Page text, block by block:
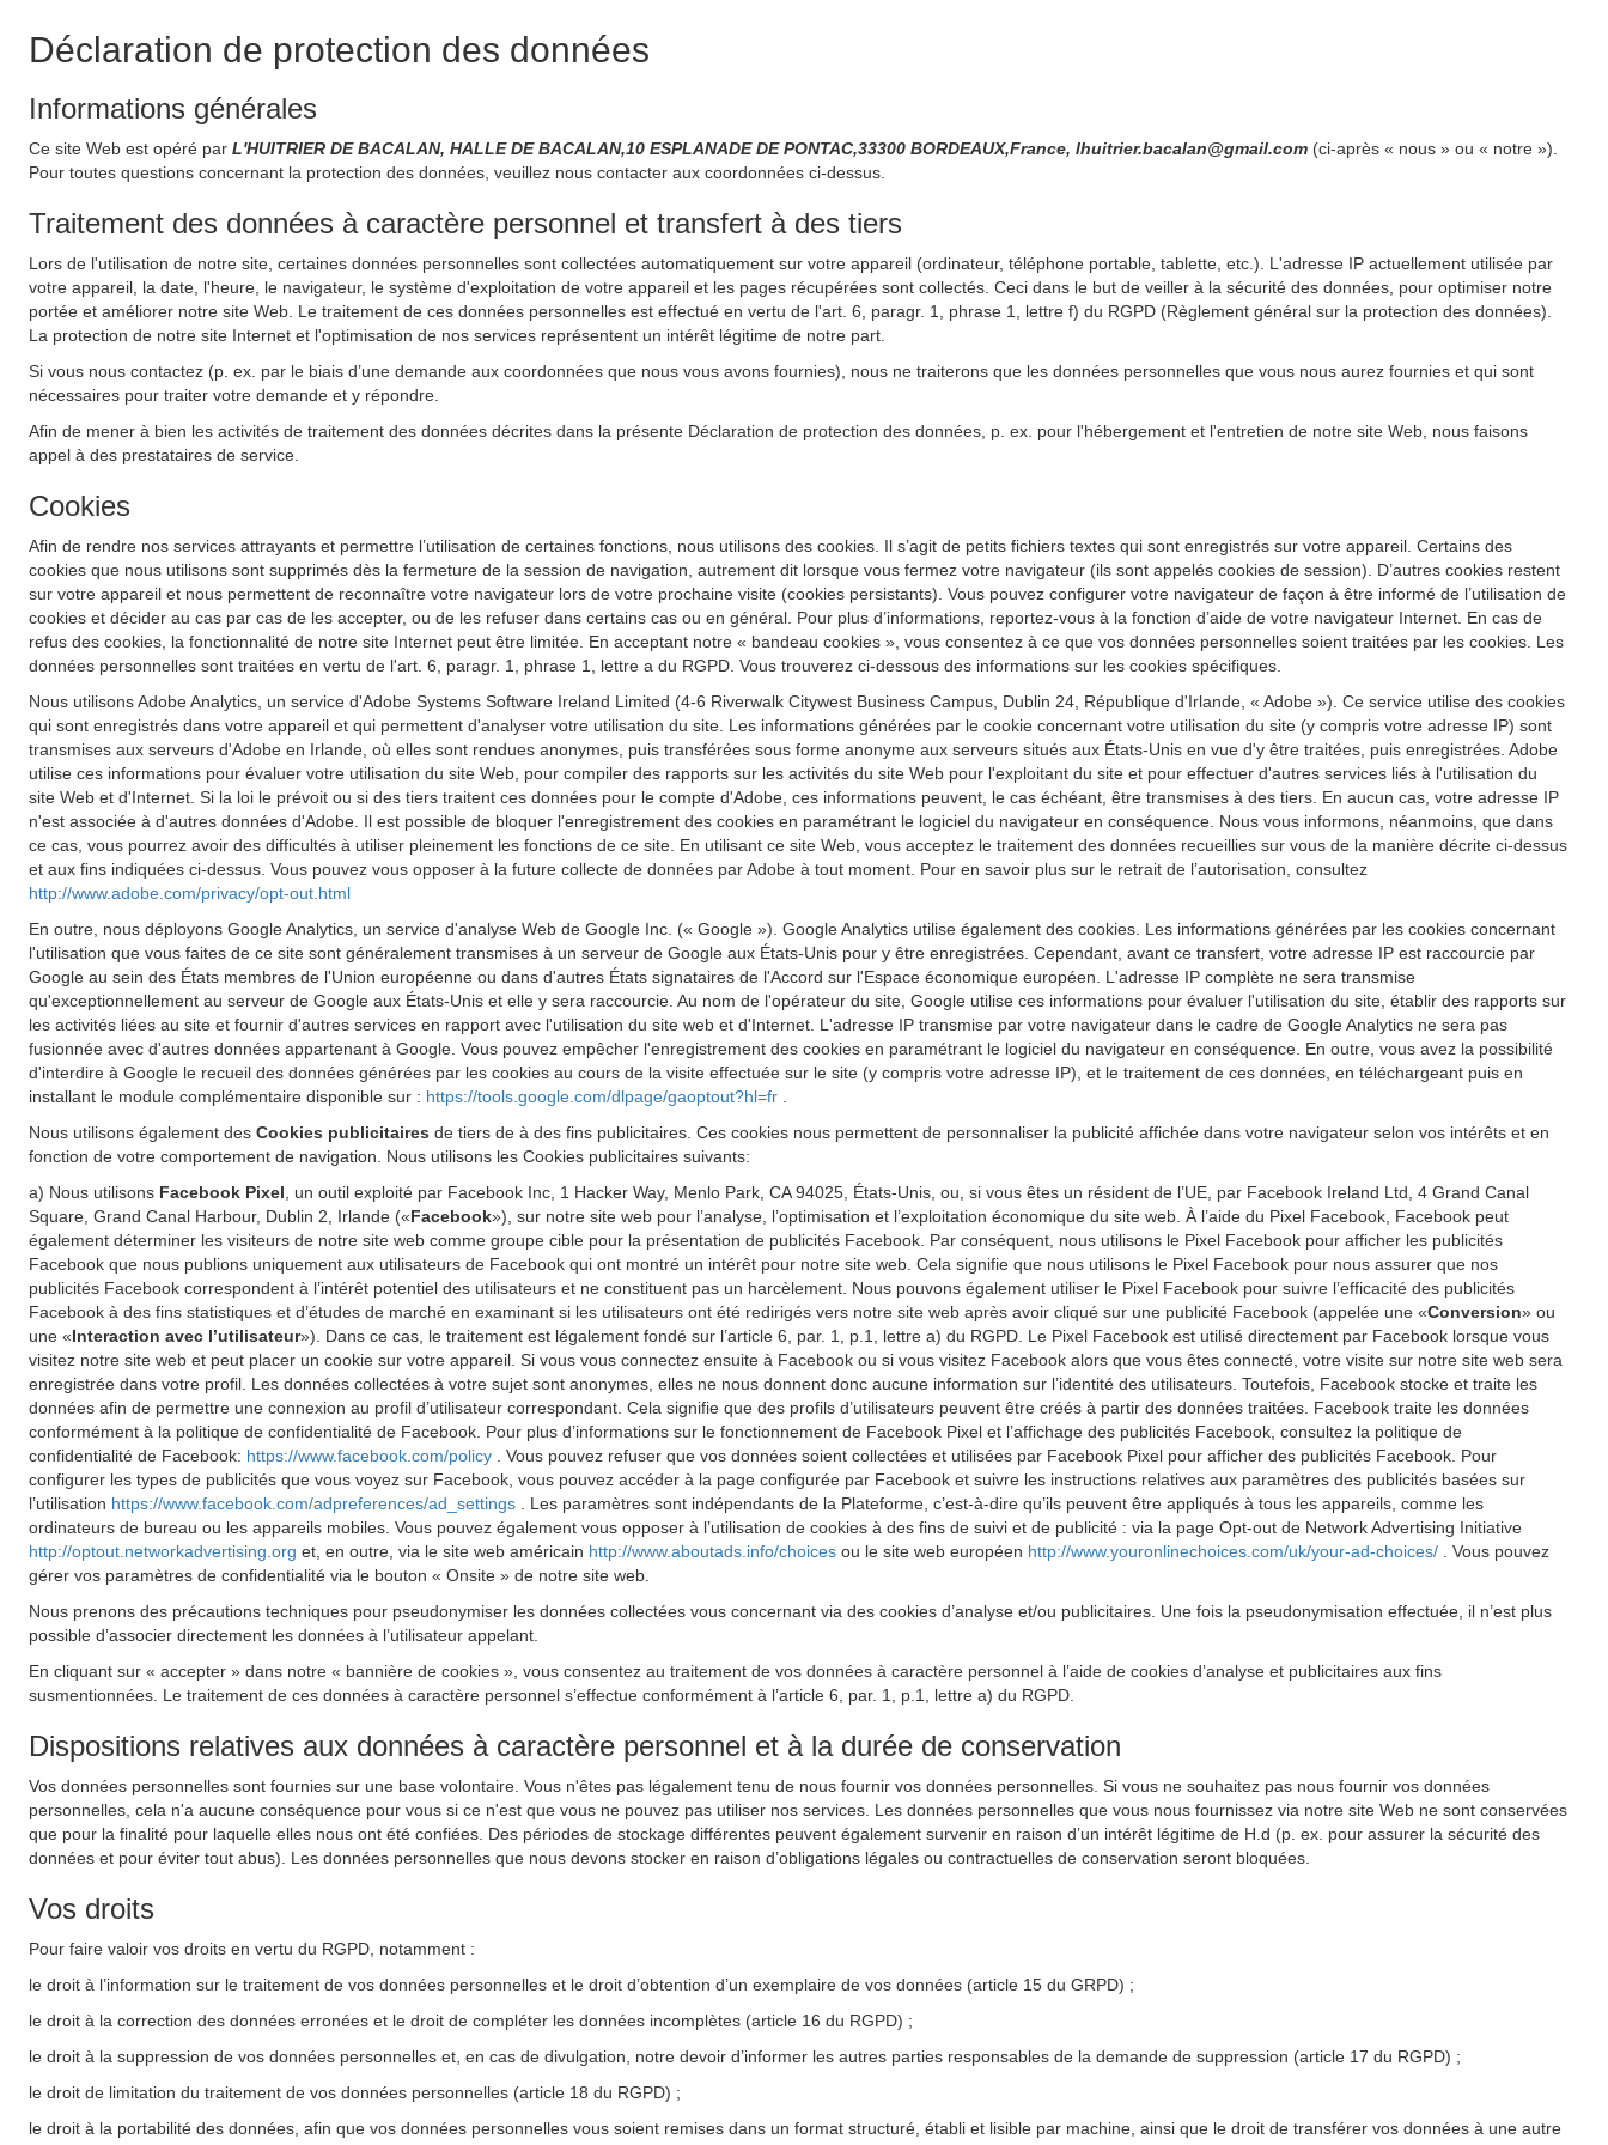
Déclaration de protection des données
Informations générales
Ce site Web est opéré par L'HUITRIER DE BACALAN, HALLE DE BACALAN,10 ESPLANADE DE PONTAC,33300 BORDEAUX,France, lhuitrier.bacalan@gmail.com (ci-après « nous » ou « notre »).
Pour toutes questions concernant la protection des données, veuillez nous contacter aux coordonnées ci-dessus.
Traitement des données à caractère personnel et transfert à des tiers
Lors de l'utilisation de notre site, certaines données personnelles sont collectées automatiquement sur votre appareil (ordinateur, téléphone portable, tablette, etc.). L'adresse IP actuellement utilisée par
votre appareil, la date, l'heure, le navigateur, le système d'exploitation de votre appareil et les pages récupérées sont collectés. Ceci dans le but de veiller à la sécurité des données, pour optimiser notre
portée et améliorer notre site Web. Le traitement de ces données personnelles est effectué en vertu de l'art. 6, paragr. 1, phrase 1, lettre f) du RGPD (Règlement général sur la protection des données).
La protection de notre site Internet et l'optimisation de nos services représentent un intérêt légitime de notre part.
Si vous nous contactez (p. ex. par le biais d’une demande aux coordonnées que nous vous avons fournies), nous ne traiterons que les données personnelles que vous nous aurez fournies et qui sont
nécessaires pour traiter votre demande et y répondre.
Afin de mener à bien les activités de traitement des données décrites dans la présente Déclaration de protection des données, p. ex. pour l'hébergement et l'entretien de notre site Web, nous faisons
appel à des prestataires de service.
Cookies
Afin de rendre nos services attrayants et permettre l’utilisation de certaines fonctions, nous utilisons des cookies. Il s’agit de petits fichiers textes qui sont enregistrés sur votre appareil. Certains des
cookies que nous utilisons sont supprimés dès la fermeture de la session de navigation, autrement dit lorsque vous fermez votre navigateur (ils sont appelés cookies de session). D’autres cookies restent
sur votre appareil et nous permettent de reconnaître votre navigateur lors de votre prochaine visite (cookies persistants). Vous pouvez configurer votre navigateur de façon à être informé de l’utilisation de
cookies et décider au cas par cas de les accepter, ou de les refuser dans certains cas ou en général. Pour plus d’informations, reportez-vous à la fonction d’aide de votre navigateur Internet. En cas de
refus des cookies, la fonctionnalité de notre site Internet peut être limitée. En acceptant notre « bandeau cookies », vous consentez à ce que vos données personnelles soient traitées par les cookies. Les
données personnelles sont traitées en vertu de l'art. 6, paragr. 1, phrase 1, lettre a du RGPD. Vous trouverez ci-dessous des informations sur les cookies spécifiques.
Nous utilisons Adobe Analytics, un service d'Adobe Systems Software Ireland Limited (4-6 Riverwalk Citywest Business Campus, Dublin 24, République d'Irlande, « Adobe »). Ce service utilise des cookies
qui sont enregistrés dans votre appareil et qui permettent d'analyser votre utilisation du site. Les informations générées par le cookie concernant votre utilisation du site (y compris votre adresse IP) sont
transmises aux serveurs d'Adobe en Irlande, où elles sont rendues anonymes, puis transférées sous forme anonyme aux serveurs situés aux États-Unis en vue d'y être traitées, puis enregistrées. Adobe
utilise ces informations pour évaluer votre utilisation du site Web, pour compiler des rapports sur les activités du site Web pour l'exploitant du site et pour effectuer d'autres services liés à l'utilisation du
site Web et d'Internet. Si la loi le prévoit ou si des tiers traitent ces données pour le compte d'Adobe, ces informations peuvent, le cas échéant, être transmises à des tiers. En aucun cas, votre adresse IP
n'est associée à d'autres données d'Adobe. Il est possible de bloquer l'enregistrement des cookies en paramétrant le logiciel du navigateur en conséquence. Nous vous informons, néanmoins, que dans
ce cas, vous pourrez avoir des difficultés à utiliser pleinement les fonctions de ce site. En utilisant ce site Web, vous acceptez le traitement des données recueillies sur vous de la manière décrite ci-dessus
et aux fins indiquées ci-dessus. Vous pouvez vous opposer à la future collecte de données par Adobe à tout moment. Pour en savoir plus sur le retrait de l’autorisation, consultez
http://www.adobe.com/privacy/opt-out.html
En outre, nous déployons Google Analytics, un service d'analyse Web de Google Inc. (« Google »). Google Analytics utilise également des cookies. Les informations générées par les cookies concernant
l'utilisation que vous faites de ce site sont généralement transmises à un serveur de Google aux États-Unis pour y être enregistrées. Cependant, avant ce transfert, votre adresse IP est raccourcie par
Google au sein des États membres de l'Union européenne ou dans d'autres États signataires de l'Accord sur l'Espace économique européen. L'adresse IP complète ne sera transmise
qu'exceptionnellement au serveur de Google aux États-Unis et elle y sera raccourcie. Au nom de l'opérateur du site, Google utilise ces informations pour évaluer l'utilisation du site, établir des rapports sur
les activités liées au site et fournir d'autres services en rapport avec l'utilisation du site web et d'Internet. L'adresse IP transmise par votre navigateur dans le cadre de Google Analytics ne sera pas
fusionnée avec d'autres données appartenant à Google. Vous pouvez empêcher l'enregistrement des cookies en paramétrant le logiciel du navigateur en conséquence. En outre, vous avez la possibilité
d'interdire à Google le recueil des données générées par les cookies au cours de la visite effectuée sur le site (y compris votre adresse IP), et le traitement de ces données, en téléchargeant puis en
installant le module complémentaire disponible sur : https://tools.google.com/dlpage/gaoptout?hl=fr
Nous utilisons également des Cookies publicitaires de tiers de à des fins publicitaires. Ces cookies nous permettent de personnaliser la publicité affichée dans votre navigateur selon vos intérêts et en
fonction de votre comportement de navigation. Nous utilisons les Cookies publicitaires suivants:
a) Nous utilisons Facebook Pixel , un outil exploité par Facebook Inc, 1 Hacker Way, Menlo Park, CA 94025, États-Unis, ou, si vous êtes un résident de l’UE, par Facebook Ireland Ltd, 4 Grand Canal
Square, Grand Canal Harbour, Dublin 2, Irlande («Facebook»), sur notre site web pour l’analyse, l’optimisation et l’exploitation économique du site web. À l’aide du Pixel Facebook, Facebook peut
également déterminer les visiteurs de notre site web comme groupe cible pour la présentation de publicités Facebook. Par conséquent, nous utilisons le Pixel Facebook pour afficher les publicités
Facebook que nous publions uniquement aux utilisateurs de Facebook qui ont montré un intérêt pour notre site web. Cela signifie que nous utilisons le Pixel Facebook pour nous assurer que nos
publicités Facebook correspondent à l’intérêt potentiel des utilisateurs et ne constituent pas un harcèlement. Nous pouvons également utiliser le Pixel Facebook pour suivre l’efficacité des publicités
Facebook à des fins statistiques et d’études de marché en examinant si les utilisateurs ont été redirigés vers notre site web après avoir cliqué sur une publicité Facebook (appelée une «Conversion» ou
une «Interaction avec l’utilisateur»). Dans ce cas, le traitement est légalement fondé sur l’article 6, par. 1, p.1, lettre a) du RGPD. Le Pixel Facebook est utilisé directement par Facebook lorsque vous
visitez notre site web et peut placer un cookie sur votre appareil. Si vous vous connectez ensuite à Facebook ou si vous visitez Facebook alors que vous êtes connecté, votre visite sur notre site web sera
enregistrée dans votre profil. Les données collectées à votre sujet sont anonymes, elles ne nous donnent donc aucune information sur l’identité des utilisateurs. Toutefois, Facebook stocke et traite les
données afin de permettre une connexion au profil d’utilisateur correspondant. Cela signifie que des profils d’utilisateurs peuvent être créés à partir des données traitées. Facebook traite les données
conformément à la politique de confidentialité de Facebook. Pour plus d’informations sur le fonctionnement de Facebook Pixel et l’affichage des publicités Facebook, consultez la politique de
confidentialité de Facebook: https://www.facebook.com/policy
. Vous pouvez refuser que vos données soient collectées et utilisées par Facebook Pixel pour afficher des publicités Facebook. Pour
configurer les types de publicités que vous voyez sur Facebook, vous pouvez accéder à la page configurée par Facebook et suivre les instructions relatives aux paramètres des publicités basées sur
l’utilisation https://www.facebook.com/adpreferences/ad_settings
. Les paramètres sont indépendants de la Plateforme, c’est-à-dire qu’ils peuvent être appliqués à tous les appareils, comme les
ordinateurs de bureau ou les appareils mobiles. Vous pouvez également vous opposer à l’utilisation de cookies à des fins de suivi et de publicité : via la page Opt-out de Network Advertising Initiative
http://optout.networkadvertising.org et, en outre, via le site web américain http://www.aboutads.info/choices ou le site web européen http://www.youronlinechoices.com/uk/your-ad-choices/
. Vous pouvez
gérer vos paramètres de confidentialité via le bouton « Onsite » de notre site web.
Nous prenons des précautions techniques pour pseudonymiser les données collectées vous concernant via des cookies d’analyse et/ou publicitaires. Une fois la pseudonymisation effectuée, il n’est plus
possible d’associer directement les données à l’utilisateur appelant.
En cliquant sur « accepter » dans notre « bannière de cookies », vous consentez au traitement de vos données à caractère personnel à l’aide de cookies d’analyse et publicitaires aux fins
susmentionnées. Le traitement de ces données à caractère personnel s’effectue conformément à l’article 6, par. 1, p.1, lettre a) du RGPD.
Dispositions relatives aux données à caractère personnel et à la durée de conservation
Vos données personnelles sont fournies sur une base volontaire. Vous n'êtes pas légalement tenu de nous fournir vos données personnelles. Si vous ne souhaitez pas nous fournir vos données
personnelles, cela n'a aucune conséquence pour vous si ce n'est que vous ne pouvez pas utiliser nos services. Les données personnelles que vous nous fournissez via notre site Web ne sont conservées
que pour la finalité pour laquelle elles nous ont été confiées. Des périodes de stockage différentes peuvent également survenir en raison d’un intérêt légitime de H.d (p. ex. pour assurer la sécurité des
données et pour éviter tout abus). Les données personnelles que nous devons stocker en raison d’obligations légales ou contractuelles de conservation seront bloquées.
Vos droits
Pour faire valoir vos droits en vertu du RGPD, notamment :
le droit à l’information sur le traitement de vos données personnelles et le droit d’obtention d’un exemplaire de vos données (article 15 du GRPD) ;
le droit à la correction des données erronées et le droit de compléter les données incomplètes (article 16 du RGPD) ;
le droit à la suppression de vos données personnelles et, en cas de divulgation, notre devoir d’informer les autres parties responsables de la demande de suppression (article 17 du RGPD) ;
le droit de limitation du traitement de vos données personnelles (article 18 du RGPD) ;
le droit à la portabilité des données, afin que vos données personnelles vous soient remises dans un format structuré, établi et lisible par machine, ainsi que le droit de transférer vos données à une autre